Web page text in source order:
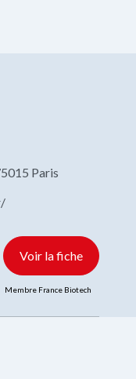
Paris
Voir la fiche
Membre France Biotech